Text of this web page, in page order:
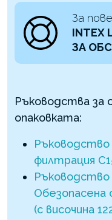
За
INTEX
ЗА
Ръководства за
опаковката:
филтрация
Обезопасена
(с височина